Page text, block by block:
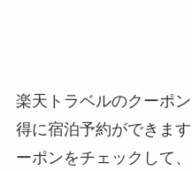
楽天トラベルのクーポ
得に宿泊予約ができま
ーポンをチェックして